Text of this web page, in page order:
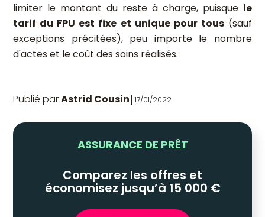
limiter le montant du reste à charge, puisque le
tarif du FPU est fixe et unique pour tous(sauf
exceptions précitées), peu importe le nombre
d'actes et le coût des soins réalisés.
Publié parAstrid Cousin 17/01/2022
ASSURANCE DE PRÊT
Comparez les offres et
économisez jusqu’à 15 000 €